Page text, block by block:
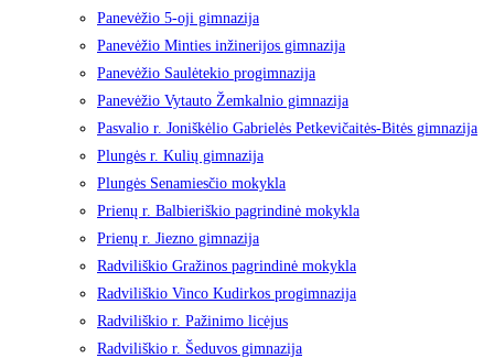
Panevėžio 5-oji gimnazija
Panevėžio Minties inžinerijos gimnazija
Panevėžio Saulėtekio progimnazija
Panevėžio Vytauto Žemkalnio gimnazija
Pasvalio r. Joniškėlio Gabrielės Petkevičaitės-Bitės gimnazija
Plungės r. Kulių gimnazija
Plungės Senamiesčio mokykla
Prienų r. Balbieriškio pagrindinė mokykla
Prienų r. Jiezno gimnazija
Radviliškio Gražinos pagrindinė mokykla
Radviliškio Vinco Kudirkos progimnazija
Radviliškio r. Pažinimo licėjus
Radviliškio r. Šeduvos gimnazija